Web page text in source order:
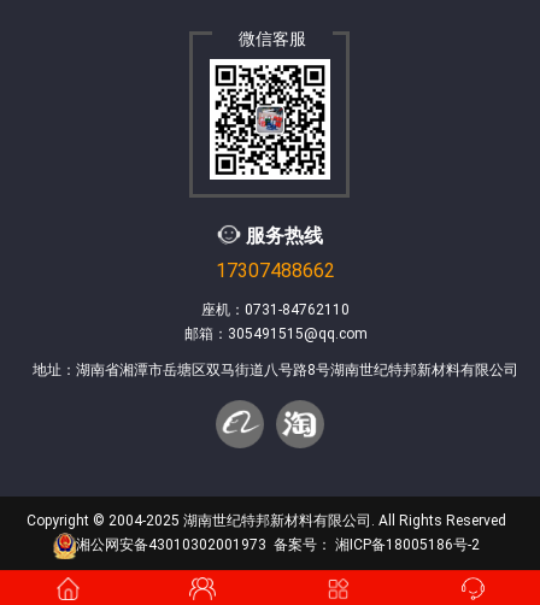
微信客服
服务热线
17307488662
座机：0731-84762110
邮箱：305491515@qq.com
地址：湖南省湘潭市岳塘区双马街道八号路8号湖南世纪特邦新材料有限公司
Copyright © 2004-2025 湖南世纪特邦新材料有限公司. All Rights Reserved
湘公网安备43010302001973 备案号： 湘ICP备18005186号-2